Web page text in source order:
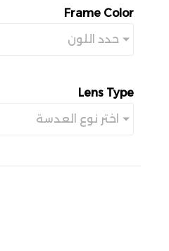
Frame Color
حدد اللون
Lens Type
اختر نوع العدسة